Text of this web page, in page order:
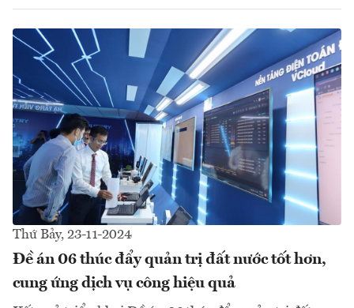
Thứ Bảy, 23-11-2024
Đề án 06 thúc đẩy quản trị đất nước tốt hơn,
cung ứng dịch vụ công hiệu quả